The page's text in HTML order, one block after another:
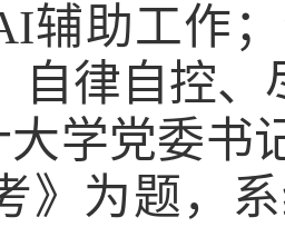
辅助工作
自律自控
大学党委书
》为题，